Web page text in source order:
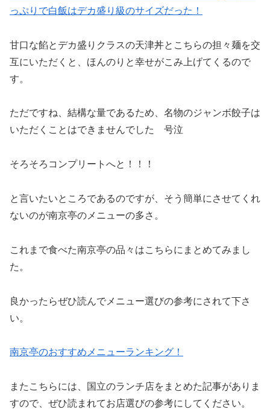
っぷりで白飯はデカ盛り級のサイズだった！
甘口な餡とデカ盛りクラスの天津丼とこちらの担々麺を交
互にいただくと、ほんのりと幸せがこみ上げてくるので
す。
ただですね、結構な量であるため、名物のジャンボ餃子は
いただくことはできませんでした 号泣
そろそろコンプリートへと！！！
と言いたいところであるのですが、そう簡単にさせてくれ
ないのが南京亭のメニューの多さ。
これまで食べた南京亭の品々はこちらにまとめてみまし
た。
良かったらぜひ読んでメニュー選びの参考にされて下さ
い。
南京亭のおすすめメニューランキング！
またこちらには、国立のランチ店をまとめた記事がありま
すので、ぜひ読まれてお店選びの参考にしてください。